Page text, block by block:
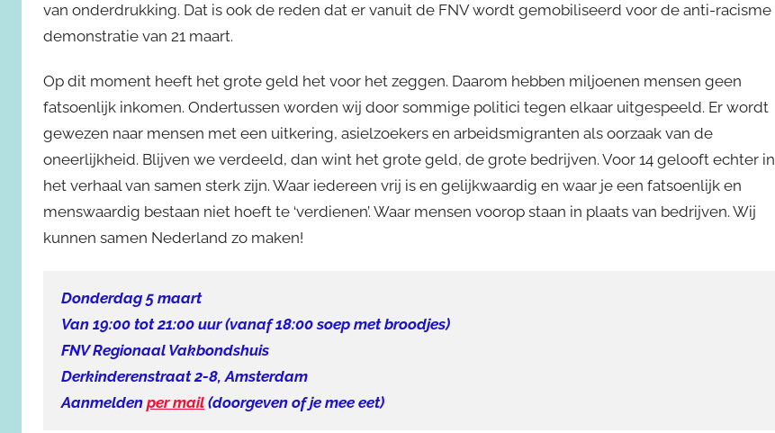
van onderdrukking. Dat is ook de reden dat er vanuit de FNV wordt gemobiliseerd voor de anti-racisme
demonstratie van 21 maart.
Op dit moment heeft het grote geld het voor het zeggen. Daarom hebben miljoenen mensen geen
fatsoenlijk inkomen. Ondertussen worden wij door sommige politici tegen elkaar uitgespeeld. Er wordt
gewezen naar mensen met een uitkering, asielzoekers en arbeidsmigranten als oorzaak van de
oneerlijkheid. Blijven we verdeeld, dan wint het grote geld, de grote bedrijven. Voor 14 gelooft echter in
het verhaal van samen sterk zijn. Waar iedereen vrij is en gelijkwaardig en waar je een fatsoenlijk en
menswaardig bestaan niet hoeft te ‘verdienen’. Waar mensen voorop staan in plaats van bedrijven. Wij
kunnen samen Nederland zo maken!
Donderdag 5 maart
Van 19:00 tot 21:00 uur (vanaf 18:00 soep met broodjes)
FNV Regionaal Vakbondshuis
Derkinderenstraat 2-8, Amsterdam
Aanmelden per mail (doorgeven of je mee eet)